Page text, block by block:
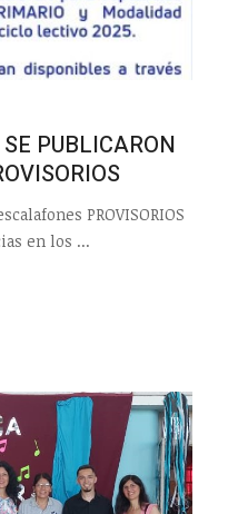
PUBLICARON
PROVISORIOS
en los ...